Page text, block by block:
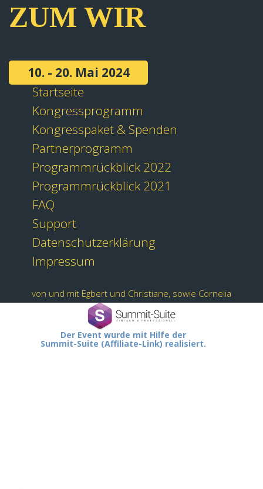
ZUM WIR
10. - 20. Mai 2024
Startseite
Kongressprogramm
Kongresspaket & Spenden
Partnerprogramm
Programmrückblick 2022
Programmrückblick 2021
FAQ
Support
Datenschutzerklärung
Impressum
von und mit Egbert und Christiane, sowie Cornelia
Der Event wurde mit Hilfe der
Summit-Suite (Affiliate-Link) realisiert.